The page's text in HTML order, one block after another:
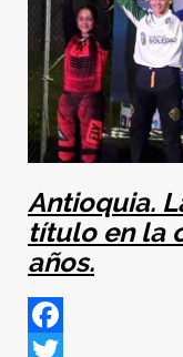
Antioquia.
título en la
años.
Facebook